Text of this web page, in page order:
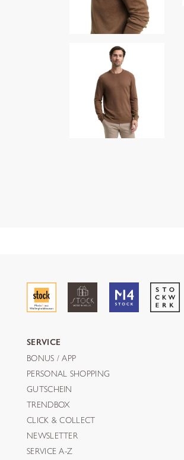
SERVICE
BONUS / APP
PERSONAL SHOPPING
GUTSCHEIN
TRENDBOX
CLICK & COLLECT
NEWSLETTER
SERVICE A-Z